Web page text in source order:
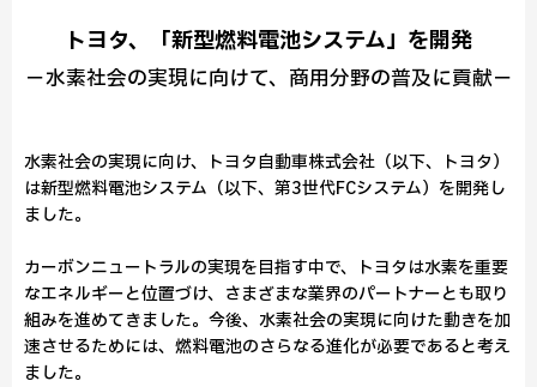
トヨタ、「新型燃料電池システム」を開発
－水素社会の実現に向けて、商用分野の普及に貢献－
水素社会の実現に向け、トヨタ自動車株式会社（以下、トヨタ）
は新型燃料電池システム（以下、第3世代FCシステム）を開発し
ました。
カーボンニュートラルの実現を目指す中で、トヨタは水素を重要
なエネルギーと位置づけ、さまざまな業界のパートナーとも取り
組みを進めてきました。今後、水素社会の実現に向けた動きを加
速させるためには、燃料電池のさらなる進化が必要であると考え
ました。